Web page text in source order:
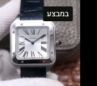
זה
יש
מספר
סוגים.
ניתן
לבחור
את
במבצע